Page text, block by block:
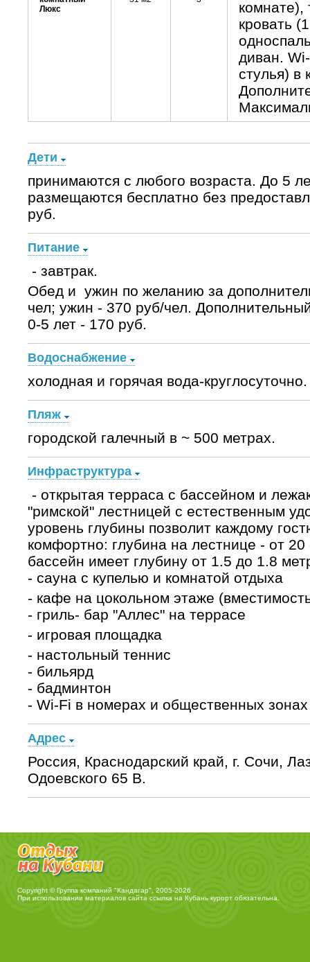
Люкс
комнате),
кровать
диван.
стулья) в
Дети
принимаются с любого возраста. До 5
размещаются бесплатно без
руб.
Питание
- завтрак.
Обед и ужин по желанию за
чел; ужин - 370 руб/чел.
0-5 лет - 170 руб.
Водоснабжение
холодная и горячая вода-круглосуточно.
Пляж
городской галечный в ~ 500 метрах.
Инфраструктура
- открытая терраса с бассейном и
"римской" лестницей с естественным
уровень глубины позволит каждому
комфортно: глубина на лестнице - от
бассейн имеет глубину от 1.5 до 1.8
- сауна с купелью и комнатой отдыха
- кафе на цокольном этаже
- гриль- бар "Аллес" на террасе
- игровая площадка
- настольный теннис
- бильярд
- бадминтон
- Wi-Fi в номерах и общественных зонах
Адрес
Россия, Краснодарский край, г. Сочи,
Одоевского 65 В.
Copyright © Группа компаний "Кандагар", 2005-2026
При использовании материалов сайта ссылка на Кубань курорт обязательна.